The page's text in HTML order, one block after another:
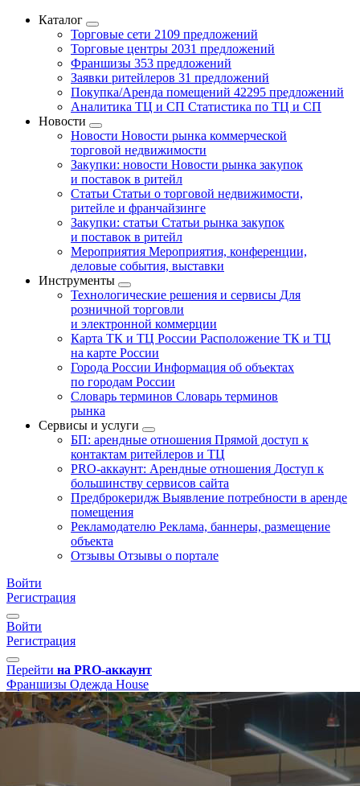
Каталог
Торговые сети 2109 предложений
Торговые центры 2031 предложений
Франшизы 353 предложений
Заявки ритейлеров 31 предложений
Покупка/Аренда помещений 42295 предложений
Аналитика ТЦ и СП Статистика по ТЦ и СП
Новости
Новости Новости рынка коммерческой
торговой недвижимости
Закупки: новости Новости рынка закупок
и поставок в ритейл
Статьи Статьи о торговой недвижимости,
ритейле и франчайзинге
Закупки: статьи Статьи рынка закупок
и поставок в ритейл
Мероприятия Мероприятия, конференции,
деловые события, выставки
Инструменты
Технологические решения и сервисы Для
розничной торговли
и электронной коммерции
Карта ТК и ТЦ России Расположение ТК и ТЦ
на карте России
Города России Информация об объектах
по городам России
Словарь терминов Словарь терминов
рынка
Сервисы и услуги
БП: арендные отношения Прямой доступ к
контактам ритейлеров и ТЦ
PRO-аккаунт: Арендные отношения Доступ к
большинству сервисов сайта
Предброкеридж Выявление потребности в аренде
помещения
Рекламодателю Реклама, баннеры, размещение
объекта
Отзывы Отзывы о портале
Войти
Регистрация
Войти
Регистрация
Перейти на PRO-аккаунт
Франшизы Одежда House